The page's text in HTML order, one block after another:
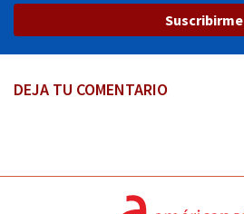
Suscribirme
DEJA TU COMENTARIO